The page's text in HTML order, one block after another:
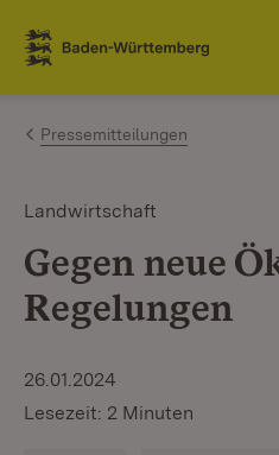
Zum Inhalt springen
Link zur Startseite
Pressemitteilungen
Landwirtschaft
Gegen neue
Regelungen
26.01.2024
Lesezeit: 2 Minuten